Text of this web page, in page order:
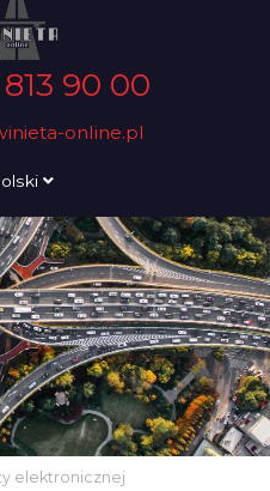
90 00
online.pl
elektronicznej